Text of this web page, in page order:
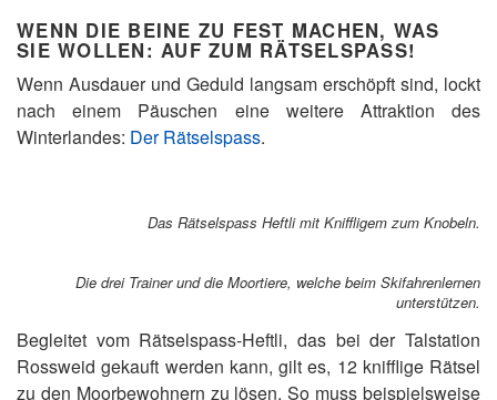
WENN DIE BEINE ZU FEST MACHEN, WAS
SIE WOLLEN: AUF ZUM RÄTSELSPASS!
Wenn Ausdauer und Geduld langsam erschöpft sind, lockt
nach einem Päuschen eine weitere Attraktion des
Winterlandes: Der Rätselspass.
Das Rätselspass Heftli mit Kniffligem zum Knobeln.
Die drei Trainer und die Moortiere, welche beim Skifahrenlernen
unterstützen.
Begleitet vom Rätselspass-Heftli, das bei der Talstation
Rossweid gekauft werden kann, gilt es, 12 knifflige Rätsel
zu den Moorbewohnern zu lösen. So muss beispielsweise